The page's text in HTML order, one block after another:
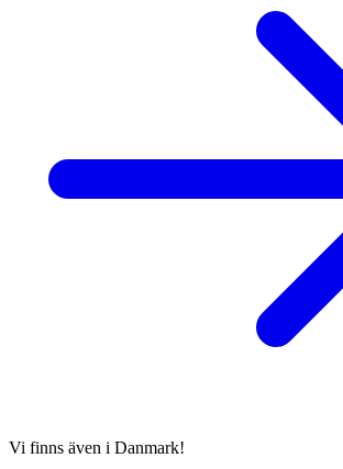
Vi finns även i Danmark!